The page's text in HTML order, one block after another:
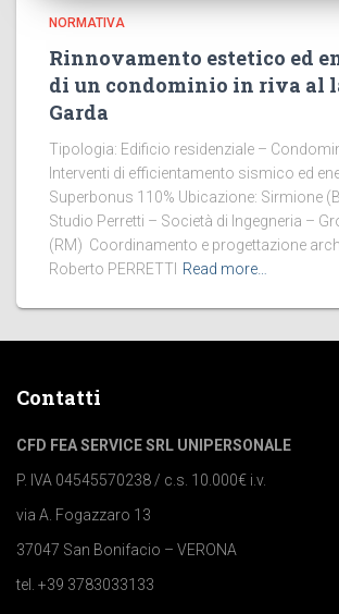
NORMATIVA
Rinnovamento estetico ed
di un condominio in riva al
Garda
Tipologia: Edificio residenziale –
Interventi di efficientamento sismico ed
Superbonus 110% Ubicazione: Sirmione
Studio Perretti – Società di Ingegneria –
(RM) Coordinamento e progettazione
Roberto PERRETTI Read more…
Contatti
CFD FEA SERVICE SRL UNIPERSONALE
P. IVA 04545570238 / c.s. 10.000€ i.v.
via A. Fogazzaro 13
37047 San Bonifacio – VERONA
tel. +39 3783033133